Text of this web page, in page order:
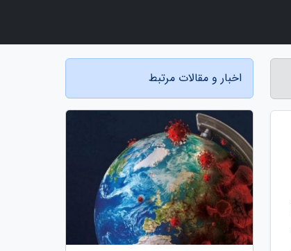
اخبار و مقالات مرتبط